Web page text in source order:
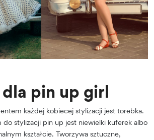
pin up girl
każdej kobiecej stylizacji jest torebka.
stylizacji pin up jest niewielki kuferek albo
kształcie. Tworzywa sztuczne,